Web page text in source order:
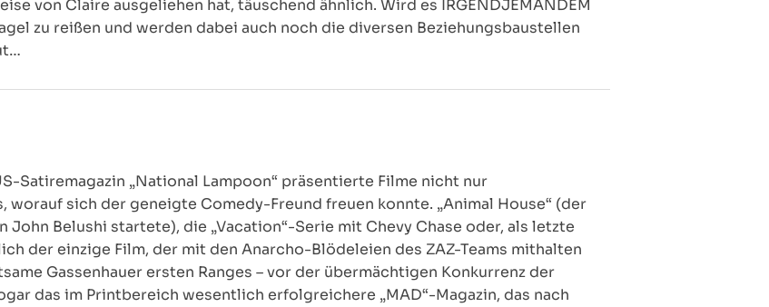
von Claire ausgeliehen hat, täuschend ähnlich. Wird es IRGENDJEMANDEM
zu reißen und werden dabei auch noch die diversen Beziehungsbaustellen
Satiremagazin „National Lampoon“ präsentierte Filme nicht nur
worauf sich der geneigte Comedy-Freund freuen konnte. „Animal House“ (der
Belushi startete), die „Vacation“-Serie mit Chevy Chase oder, als letzte
der einzige Film, der mit den Anarcho-Blödeleien des ZAZ-Teams mithalten
Gassenhauer ersten Ranges – vor der übermächtigen Konkurrenz der
das im Printbereich wesentlich erfolgreichere „MAD“-Magazin, das nach